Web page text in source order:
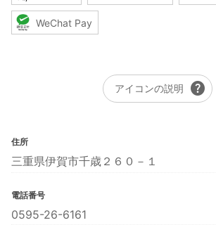
WeChat Pay
アイコンの説明 help
住所
三重県伊賀市千歳２６０－１
電話番号
0595-26-6161